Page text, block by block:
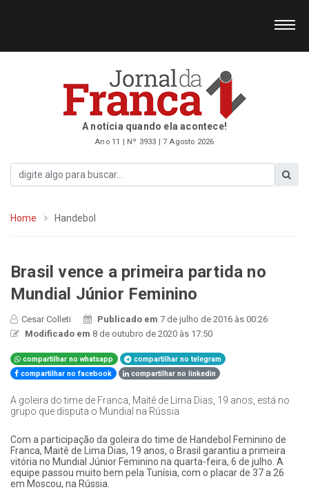
A notícia quando ela acontece!
Ano 11 | Nº 3933 | 7 Agosto 2026
Home Handebol
Brasil vence a primeira partida no
Mundial Júnior Feminino
Cesar Colleti Publicado em7 de julho de 2016 às 00:26
Modificado em 8 de outubro de 2020 às 17:50
compartilhar no whatsapp
compartilhar no telegram
compartilhar no facebook
compartilhar no linkedin
A goleira do time de Franca, Maitê de Lima Dias, 19 anos, está no
grupo que disputa o Mundial na Rússia
Com a participação da goleira do time de Handebol Feminino de
Franca, Maitê de Lima Dias, 19 anos, o Brasil garantiu a primeira
vitória no Mundial Júnior Feminino na quarta-feira, 6 de julho. A
equipe passou muito bem pela Tunísia, com o placar de 37 a 26
em Moscou, na Rússia.